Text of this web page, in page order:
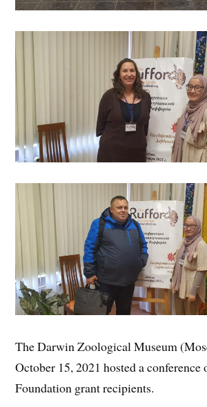
The Darwin Zoological Museum
October 15, 2021 hosted a
Foundation grant recipients.